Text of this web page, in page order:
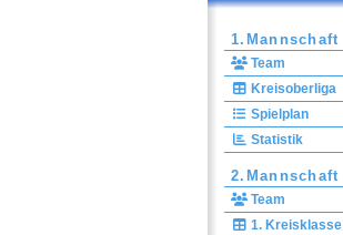
1.Mannschaft
Team
Kreisoberliga
Spielplan
Statistik
2.Mannschaft
Team
1. Kreisklasse